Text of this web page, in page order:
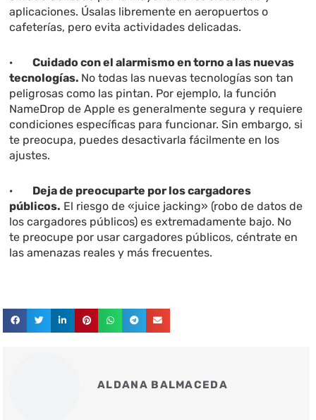
aplicaciones. Úsalas libremente en aeropuertos o
cafeterías, pero evita actividades delicadas.
·Cuidado con el alarmismo en torno a las nuevas
tecnologías. No todas las nuevas tecnologías son tan
peligrosas como las pintan. Por ejemplo, la función
NameDrop de Apple es generalmente segura y requiere
condiciones específicas para funcionar. Sin embargo, si
te preocupa, puedes desactivarla fácilmente en los
ajustes.
· Deja de preocuparte por los cargadores
públicos. El riesgo de «juice jacking» (robo de datos de
los cargadores públicos) es extremadamente bajo. No
te preocupe por usar cargadores públicos, céntrate en
las amenazas reales y más frecuentes.
ALDANA BALMACEDA